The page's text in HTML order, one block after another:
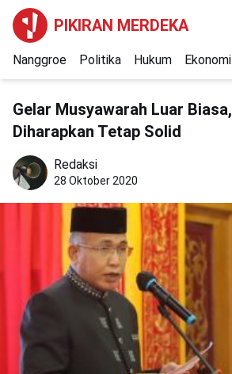
PIKIRAN MERDEKA
Nanggroe Politika Hukum Ekonomi
Gelar Musyawarah Luar
Diharapkan Tetap Solid
Redaksi
28 Oktober 2020